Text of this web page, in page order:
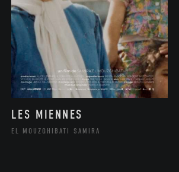
LES MIENNES
EL MOUZGHIBATI SAMIRA